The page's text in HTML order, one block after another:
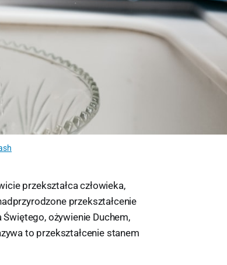
przekształca człowieka,
przekształcenie
ożywienie Duchem,
to przekształcenie stanem